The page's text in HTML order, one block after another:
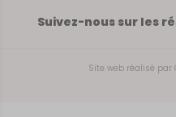
Suivez-nous sur les
Site web réalisé par